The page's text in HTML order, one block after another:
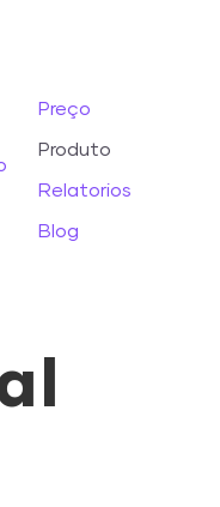
Preço
Produto
Relatorios
Blog